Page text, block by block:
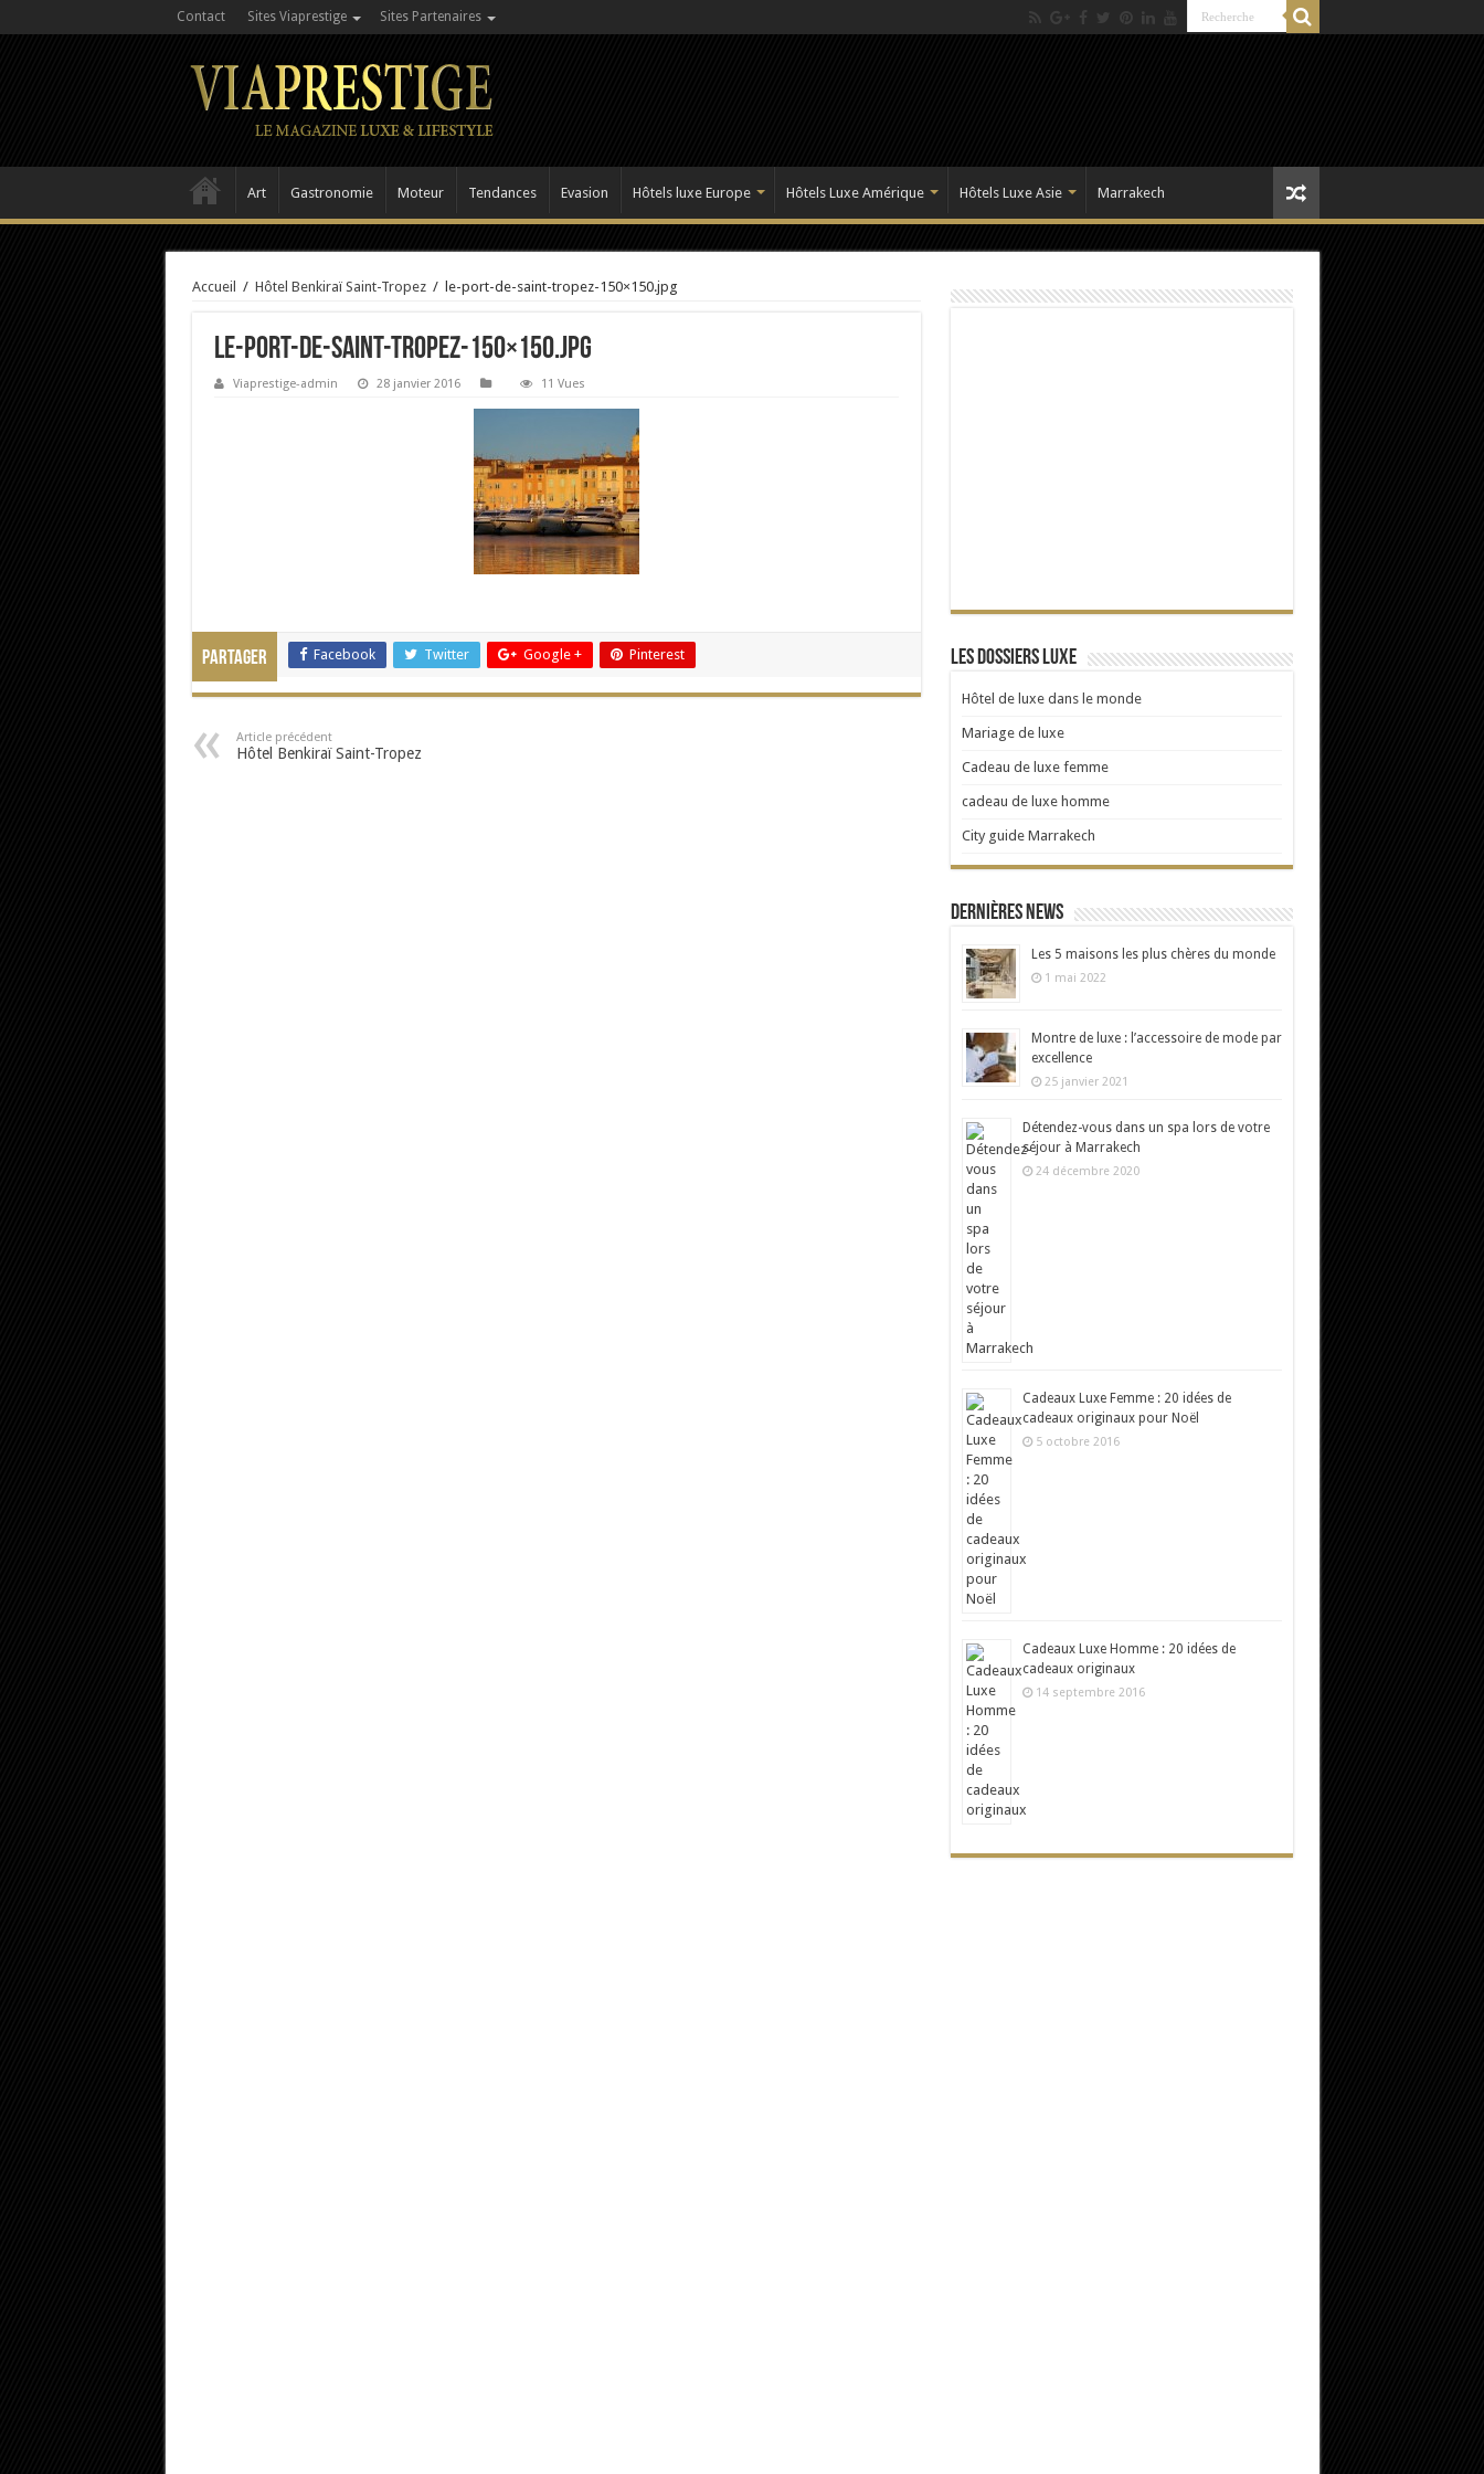
Contact Sites Viaprestige Sites Partenaires
Art Gastronomie Moteur Tendances Evasion Hôtels luxe Europe Hôtels Luxe Amérique Hôtels Luxe Asie Marrakech
Accueil / Hôtel Benkiraï Saint-Tropez / le-port-de-saint-tropez-150×150.jpg
le-port-de-saint-tropez-150×150.jpg
Viaprestige-admin 28 janvier 2016 11 Vues
Partager Facebook Twitter Google + Pinterest
Article précédent
Hôtel Benkiraï Saint-Tropez
Les dossiers Luxe
Hôtel de luxe dans le monde
Mariage de luxe
Cadeau de luxe femme
cadeau de luxe homme
City guide Marrakech
Dernières news
Les 5 maisons les plus chères du monde
1 mai 2022
Montre de luxe : l’accessoire de mode par
excellence
25 janvier 2021
Détendez-vous dans un spa lors de votre
séjour à Marrakech
24 décembre 2020
Cadeaux Luxe Femme : 20 idées de
cadeaux originaux pour Noël
5 octobre 2016
Cadeaux Luxe Homme : 20 idées de
cadeaux originaux
14 septembre 2016